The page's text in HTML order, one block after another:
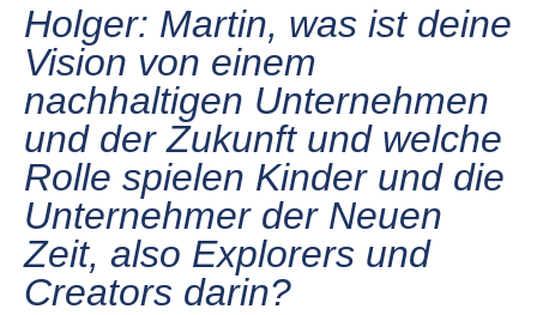
Holger: Martin, was ist deine
Vision von einem
nachhaltigen Unternehmen
und der Zukunft und welche
Rolle spielen Kinder und die
Unternehmer der Neuen
Zeit, also Explorers und
Creators darin?